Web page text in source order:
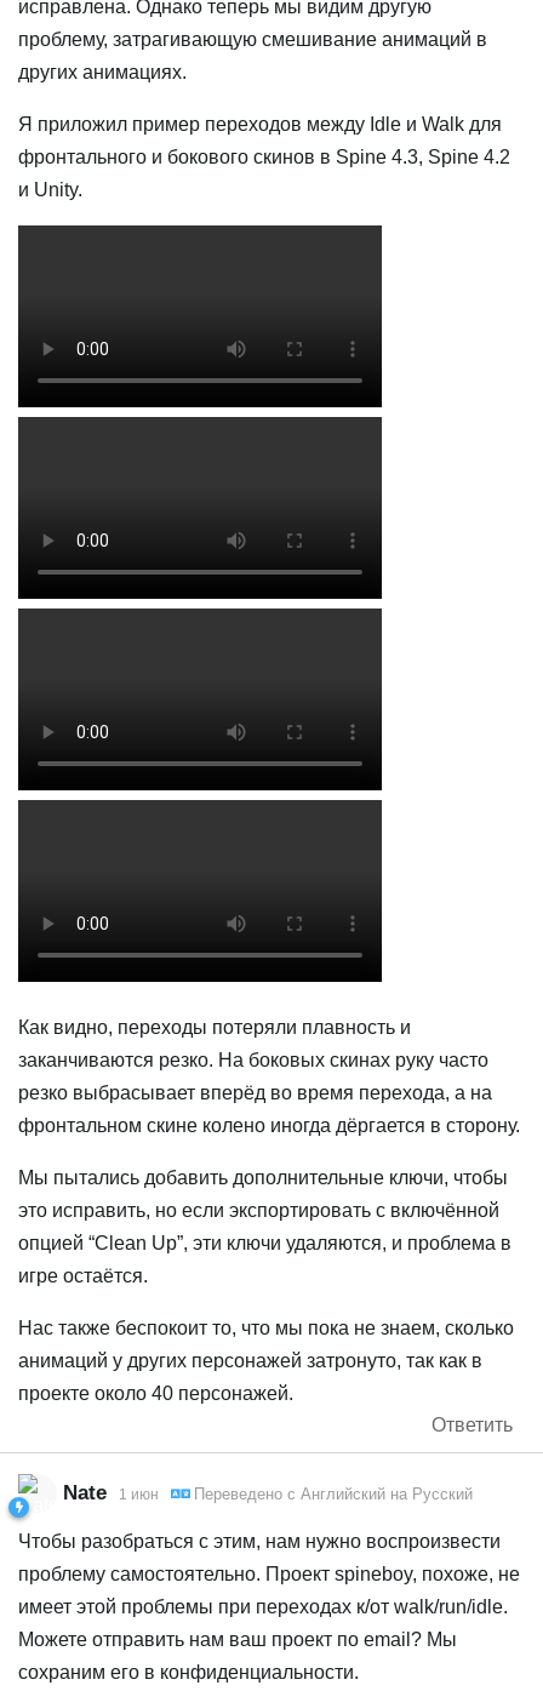
исправлена. Однако теперь мы видим другую
проблему, затрагивающую смешивание анимаций в
других анимациях.
Я приложил пример переходов между Idle и Walk для
фронтального и бокового скинов в Spine 4.3, Spine 4.2
и Unity.
Как видно, переходы потеряли плавность и
заканчиваются резко. На боковых скинах руку часто
резко выбрасывает вперёд во время перехода, а на
фронтальном скине колено иногда дёргается в сторону.
Мы пытались добавить дополнительные ключи, чтобы
это исправить, но если экспортировать с включённой
опцией “Clean Up”, эти ключи удаляются, и проблема в
игре остаётся.
Нас также беспокоит то, что мы пока не знаем, сколько
анимаций у других персонажей затронуто, так как в
проекте около 40 персонажей.
Ответить
Nate 1 июн Переведено с Английский на Русский
Чтобы разобраться с этим, нам нужно воспроизвести
проблему самостоятельно. Проект spineboy, похоже, не
имеет этой проблемы при переходах к/от walk/run/idle.
Можете отправить нам ваш проект по email? Мы
сохраним его в конфиденциальности.